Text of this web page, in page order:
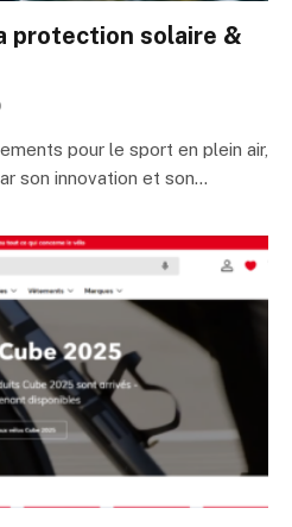
protection solaire &
pour le sport en plein air,
son innovation et son…